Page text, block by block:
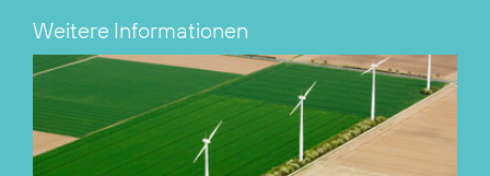
Weitere Informationen